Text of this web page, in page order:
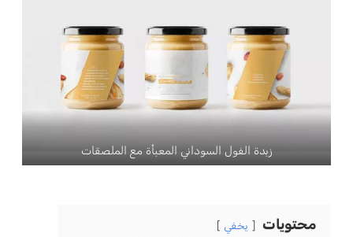
زبدة الفول السوداني المعبأة مع الملصقات
محتويات يخفي